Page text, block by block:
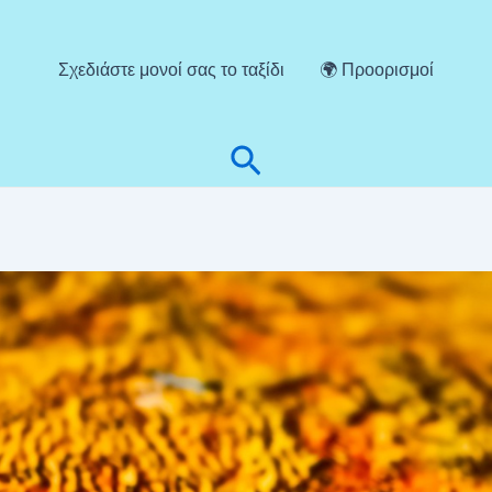
Σχεδιάστε μονοί σας το ταξίδι 🌍 Προορισμοί
Αναζήτηση